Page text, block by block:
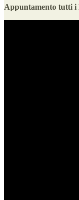
Appuntamento tutti i